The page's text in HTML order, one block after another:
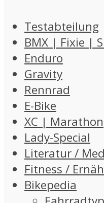
Testabteilung
BMX | Fixie |
Enduro
Gravity
Rennrad
E-Bike
XC | Marathon
Lady-Special
Literatur /
Fitness /
Bikepedia